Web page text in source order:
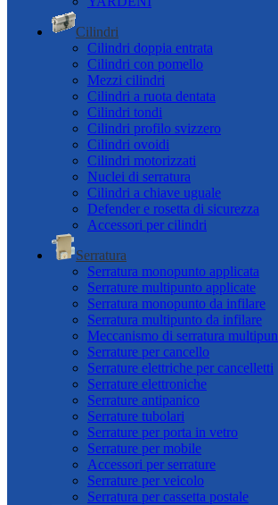
Cilindri
Cilindri doppia entrata
Cilindri con pomello
Mezzi cilindri
Cilindri a ruota dentata
Cilindri tondi
Cilindri profilo svizzero
Cilindri ovoidi
Cilindri motorizzati
Nuclei di serratura
Cilindri a chiave uguale
Defender e rosetta di sicurezza
Accessori per cilindri
Serratura
Serratura monopunto applicata
Serrature multipunto applicate
Serratura monopunto da infilare
Serratura multipunto da infilare
Meccanismo di serratura
Serrature per cancello
Serrature elettriche per cancelletti
Serrature elettroniche
Serrature antipanico
Serrature tubolari
Serrature per porta in vetro
Serrature per mobile
Accessori per serrature
Serrature per veicolo
Serratura per cassetta postale